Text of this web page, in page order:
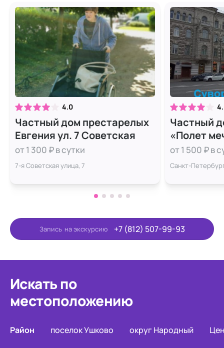
4.0
Частный дом престарелых
Евгения ул. 7 Советская
от 1 300 ₽ в сутки
7-я Советская улица, 7
Частный
«Полет
от 1 500 ₽ в
Санкт-
Запись на экскурсию +7 (812) 507-99-93
Искать по
местоположению
Район поселок Ушково округ Народный